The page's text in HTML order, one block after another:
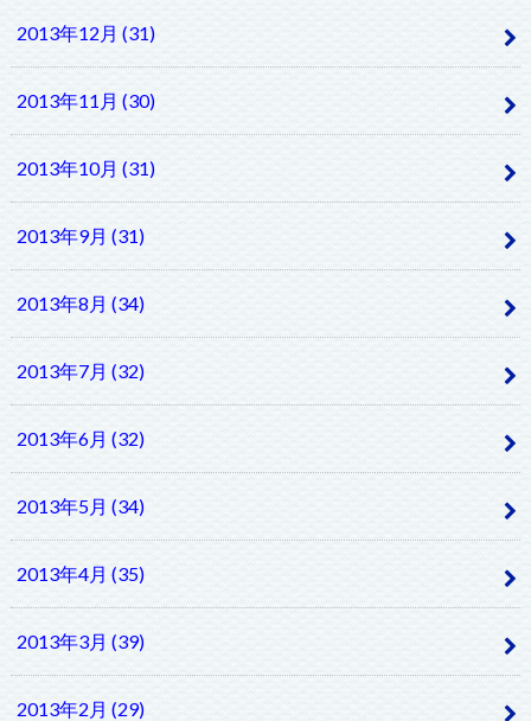
2013年12月 (31)
2013年11月 (30)
2013年10月 (31)
2013年9月 (31)
2013年8月 (34)
2013年7月 (32)
2013年6月 (32)
2013年5月 (34)
2013年4月 (35)
2013年3月 (39)
2013年2月 (29)